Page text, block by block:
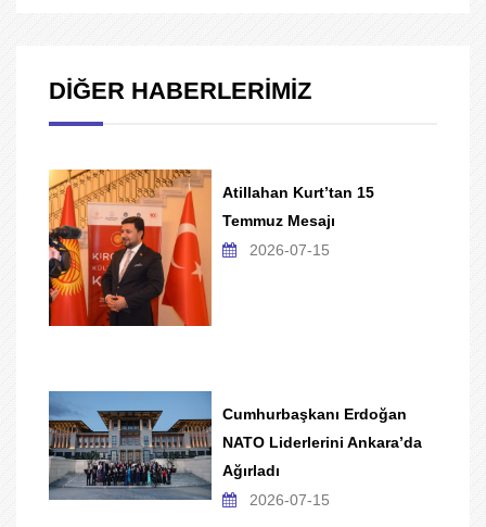
DİĞER HABERLERİMİZ
Atillahan Kurt’tan 15
Temmuz Mesajı
2026-07-15
Cumhurbaşkanı Erdoğan
NATO Liderlerini Ankara’da
Ağırladı
2026-07-15